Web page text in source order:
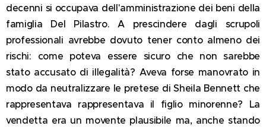
decenni si occupava dell'amministrazione dei beni della
famiglia Del Pilastro. A prescindere dagli scrupoli
professionali avrebbe dovuto tener conto almeno dei
rischi: come poteva essere sicuro che non sarebbe
stato accusato di illegalità? Aveva forse manovrato in
modo da neutralizzare le pretese di Sheila Bennett che
rappresentava rappresentava il figlio minorenne? La
vendetta era un movente plausibile ma, anche stando